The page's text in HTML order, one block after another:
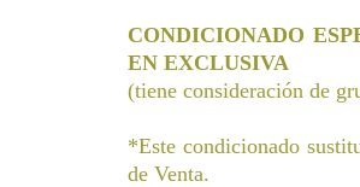
CONDICIONADO
EN EXCLUSIVA
(tiene consideración de
*Este condicionado
de Venta.